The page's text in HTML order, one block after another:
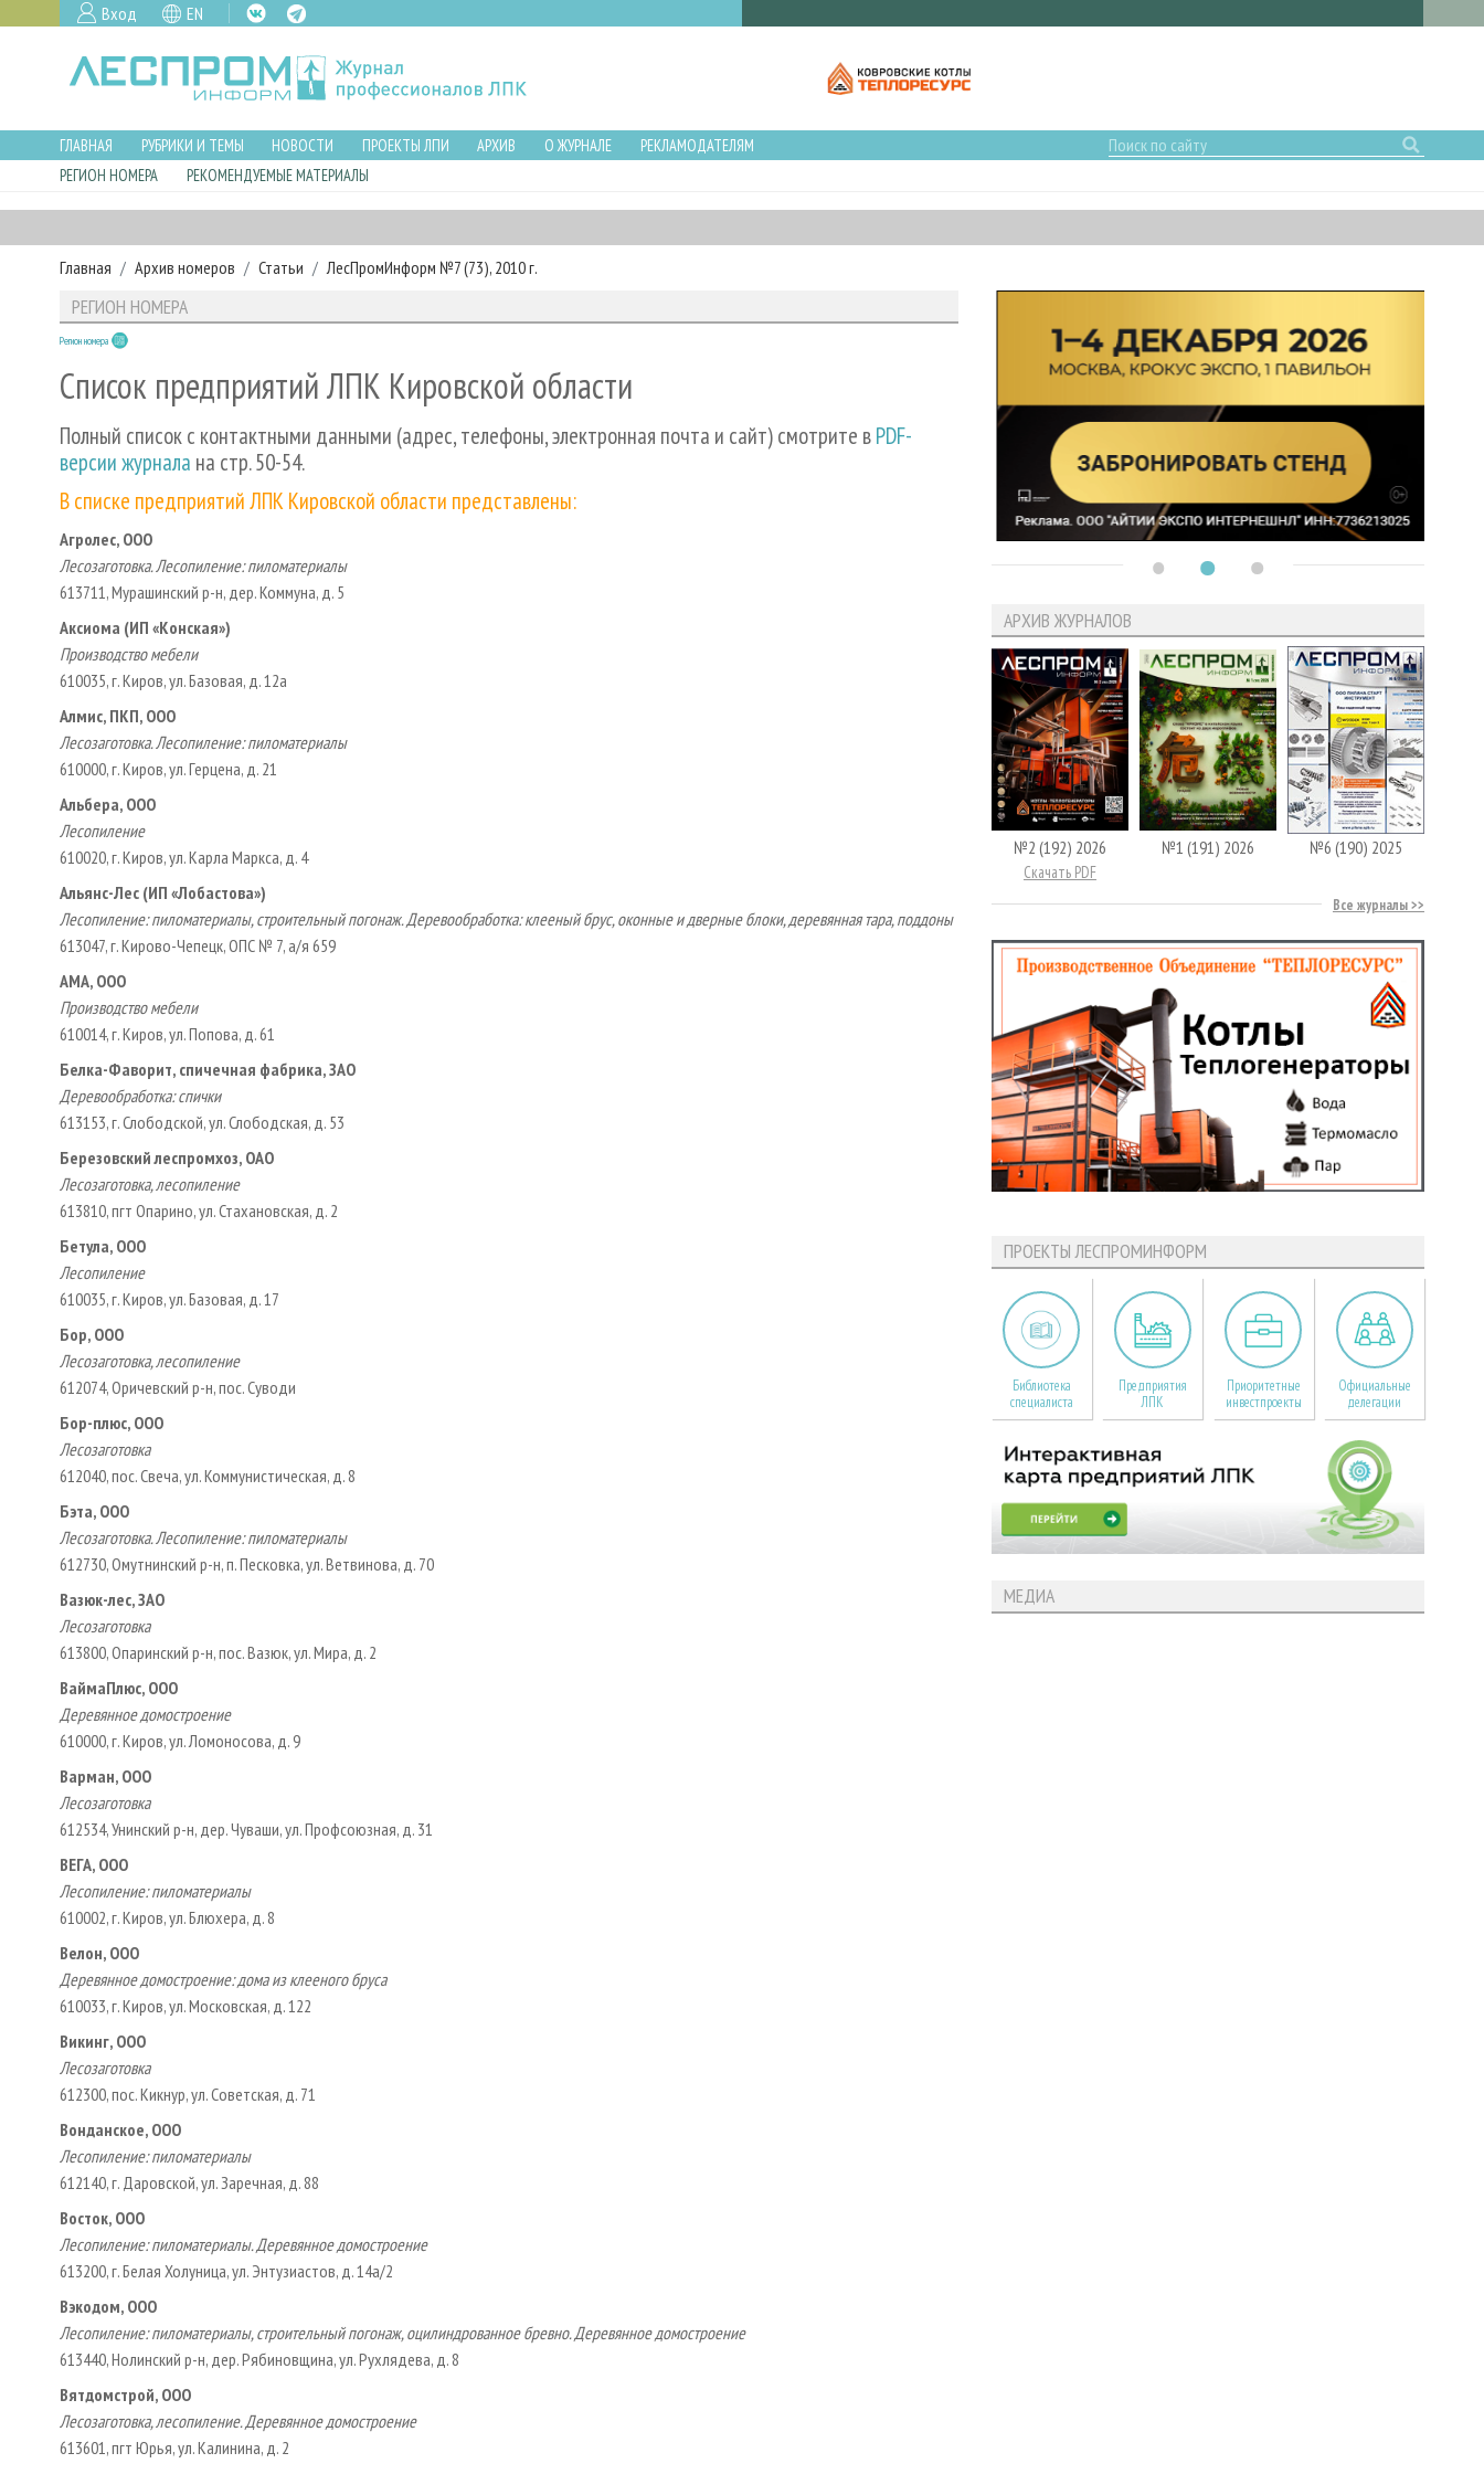
Вход EN
ГЛАВНАЯ РУБРИКИ И ТЕМЫ НОВОСТИ ПРОЕКТЫ ЛПИ АРХИВ О ЖУРНАЛЕ
РЕКЛАМОДАТЕЛЯМ
РЕГИОН НОМЕРА
РЕКОМЕНДУЕМЫЕ МАТЕРИАЛЫ
Главная Архив номеров Статьи ЛесПромИнформ №7 (73), 2010 г.
РЕГИОН НОМЕРА
Регион номера
Список предприятий ЛПК Кировской области
Полный список с контактными данными (адрес, телефоны, электронная почта и сайт) смотрите вPDF-
версии журнала на стр. 50-54.
В списке предприятий ЛПК Кировской области представлены:
Агролес, ООО
Лесозаготовка. Лесопиление: пиломатериалы
613711, Мурашинский р-н, дер. Коммуна, д. 5
Аксиома (ИП «Конская»)
Производство мебели
610035, г. Киров, ул. Базовая, д. 12а
Алмис, ПКП, ООО
Лесозаготовка. Лесопиление: пиломатериалы
610000, г. Киров, ул. Герцена, д. 21
Альбера, ООО
Лесопиление
610020, г. Киров, ул. Карла Маркса, д. 4
Альянс-Лес (ИП «Лобастова»)
Лесопиление: пиломатериалы, строительный погонаж. Деревообработка: клееный брус, оконные и дверные блоки, деревянная тара, поддоны
613047, г. Кирово-Чепецк, ОПС № 7, а/я 659
АМА, ООО
Производство мебели
610014, г. Киров, ул. Попова, д. 61
Белка-Фаворит, спичечная фабрика, ЗАО
Деревообработка: спички
613153, г. Слободской, ул. Слободская, д. 53
Березовский леспромхоз, ОАО
Лесозаготовка, лесопиление
613810, пгт Опарино, ул. Стахановская, д. 2
Бетула, ООО
Лесопиление
610035, г. Киров, ул. Базовая, д. 17
Бор, ООО
Лесозаготовка, лесопиление
612074, Оричевский р-н, пос. Суводи
Бор-плюс, ООО
Лесозаготовка
612040, пос. Свеча, ул. Коммунистическая, д. 8
Бэта, ООО
Лесозаготовка. Лесопиление: пиломатериалы
612730, Омутнинский р-н, п. Песковка, ул. Ветвинова, д. 70
Вазюк-лес, ЗАО
Лесозаготовка
613800, Опаринский р-н, пос. Вазюк, ул. Мира, д. 2
ВаймаПлюс, ООО
Деревянное домостроение
610000, г. Киров, ул. Ломоносова, д. 9
Варман, ООО
Лесозаготовка
612534, Унинский р-н, дер. Чуваши, ул. Профсоюзная, д. 31
ВЕГА, ООО
Лесопиление: пиломатериалы
610002, г. Киров, ул. Блюхера, д. 8
Велон, ООО
Деревянное домостроение: дома из клееного бруса
610033, г. Киров, ул. Московская, д. 122
Викинг, ООО
Лесозаготовка
612300, пос. Кикнур, ул. Советская, д. 71
Вонданское, ООО
Лесопиление: пиломатериалы
612140, г. Даровской, ул. Заречная, д. 88
Восток, ООО
Лесопиление: пиломатериалы. Деревянное домостроение
613200, г. Белая Холуница, ул. Энтузиастов, д. 14а/2
Вэкодом, ООО
Лесопиление: пиломатериалы, строительный погонаж, оцилиндрованное бревно. Деревянное домостроение
613440, Нолинский р-н, дер. Рябиновщина, ул. Рухлядева, д. 8
Вятдомстрой, ООО
Лесозаготовка, лесопиление. Деревянное домостроение
613601, пгт Юрья, ул. Калинина, д. 2
АРХИВ ЖУРНАЛОВ
№2 (192) 2026
Скачать PDF
№1 (191) 2026 №6 (190) 2025
Все журналы
ПРОЕКТЫ ЛЕСПРОМИНФОРМ
Библиотека
специалиста
Предприятия
ЛПК
Приоритетные
инвестпроекты
Официальные
делегации
МЕДИА